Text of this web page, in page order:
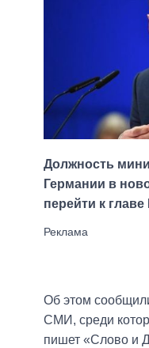
Должность
Германии в
перейти к
Об этом
СМИ, среди
пишет «Слово и